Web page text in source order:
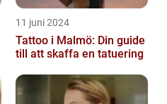
11 juni 2024
Tattoo i Malmö: Din guide
till att skaffa en tatuering